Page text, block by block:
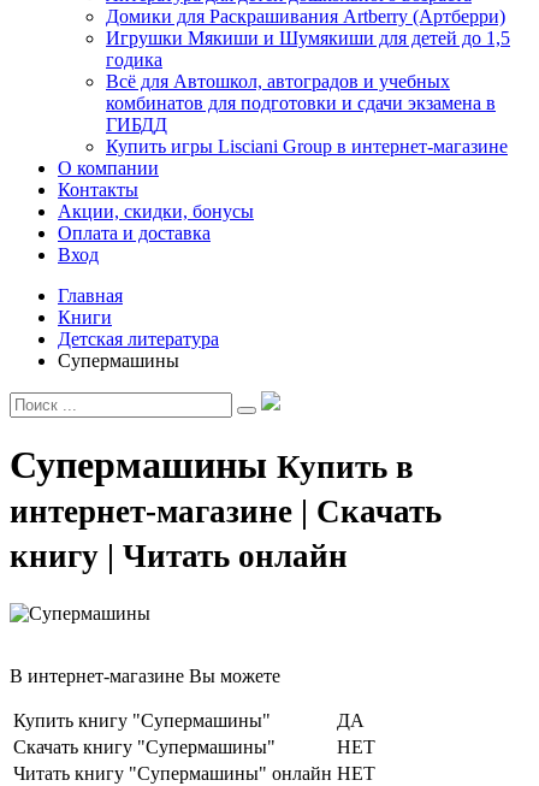
Домики для Раскрашивания Artberry (Артберри)
Игрушки Мякиши и Шумякиши для детей до 1,5
годика
Всё для Автошкол, автоградов и учебных
комбинатов для подготовки и сдачи экзамена в
ГИБДД
Купить игры Lisciani Group в интернет-магазине
О компании
Контакты
Акции, скидки, бонусы
Оплата и доставка
Вход
Главная
Книги
Детская литература
Супермашины
Супермашины Купить в
интернет-магазине | Скачать
книгу | Читать онлайн
В интернет-магазине Вы можете
Купить книгу "Супермашины"
ДА
Скачать книгу "Супермашины"
НЕТ
Читать книгу "Супермашины" онлайн НЕТ